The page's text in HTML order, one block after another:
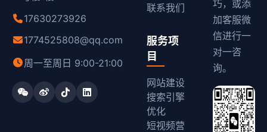
17630273926
1774525808@qq.com
周一至周日 9:00-21:00
联系我们
服务项
目
网站建设
搜索引擎
优化
短视频营
巧，或添
加客服微
信进行一
对一咨
询。